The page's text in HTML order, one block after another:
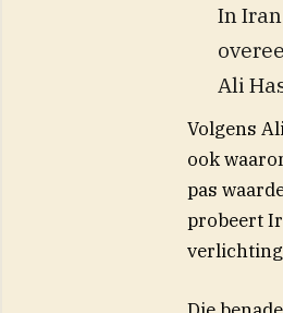
In
Ali
Volgens
ook
pas
probeert
verlichting